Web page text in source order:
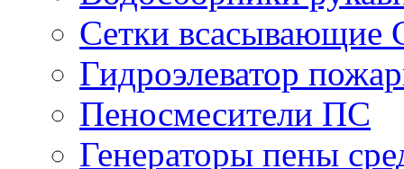
Сетки всасывающие
Гидроэлеватор
Пеносмесители ПС
Генераторы пены